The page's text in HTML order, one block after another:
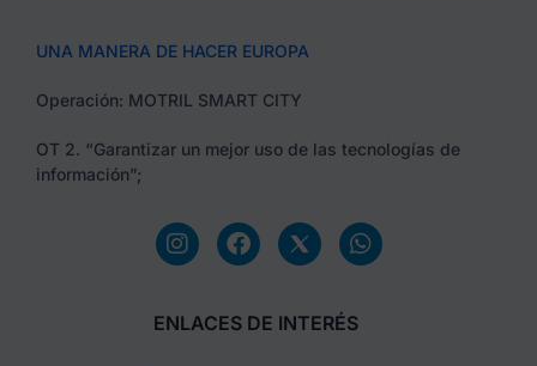
UNA MANERA DE HACER EUROPA
Operación: MOTRIL SMART CITY
OT 2. “Garantizar un mejor uso de las tecnologías de
información”;
ENLACES DE INTERÉS